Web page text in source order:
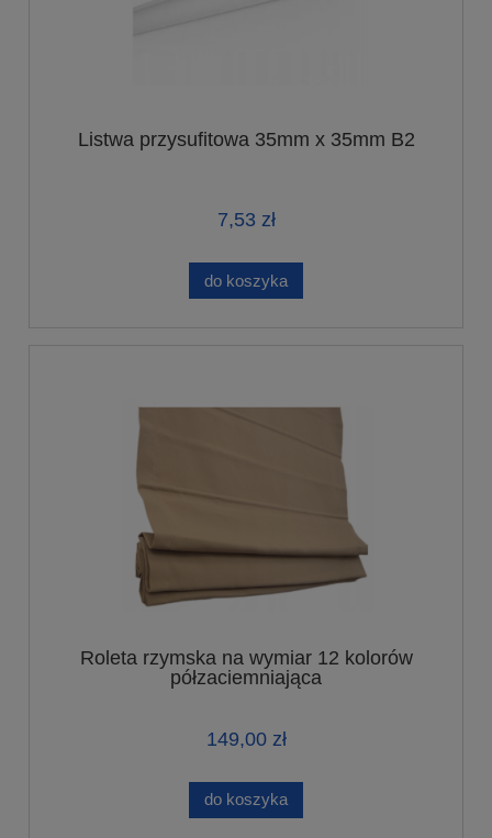
Listwa przysufitowa 35mm x 35mm B2
7,53 zł
do koszyka
Roleta rzymska na wymiar 12 kolorów
półzaciemniająca
149,00 zł
do koszyka